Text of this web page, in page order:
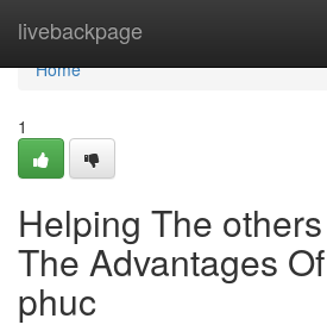
livebackpage
Home
Home
1
Helping The
The Advantages
phuc